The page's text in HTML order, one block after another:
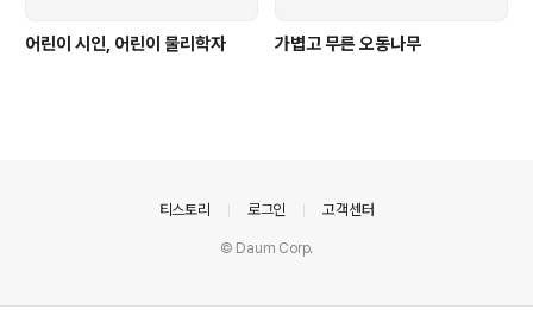
어린이 시인, 어린이 물리학자 가볍고 무른 오동나무
티스토리 로그인 고객센터
© Daum Corp.